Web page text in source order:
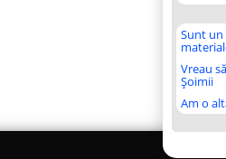
Sunt un
Vreau
Șoimii
Am o